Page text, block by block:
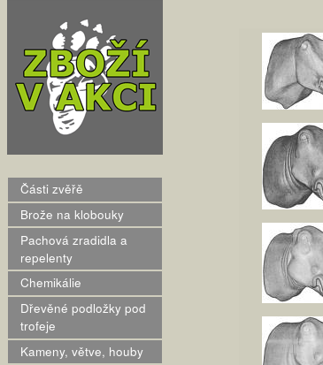
Části zvěřě
Brože na klobouky
Pachová zradidla a
repelenty
Chemikálie
Dřevěné podložky pod
trofeje
Kameny, větve, houby